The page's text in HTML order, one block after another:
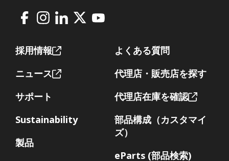
Facebook
Instagram
LinkedIn
X Youtube
Footer
採用情報
ニュース
サポート
Sustainability
製品
よくある質問
代理店・販売店を探す
代理店在庫を確認
部品構成（カスタマイ
ズ）
eParts (部品検索)